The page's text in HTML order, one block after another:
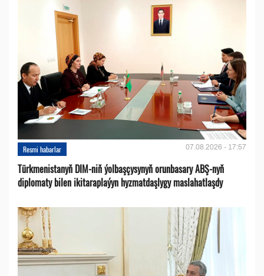
Resmi habarlar 07.08.2026 - 17:57
Türkmenistanyň DIM-niň ýolbaşçysynyň orunbasary ABŞ-nyň
diplomaty bilen ikitaraplaýyn hyzmatdaşlygy maslahatlaşdy